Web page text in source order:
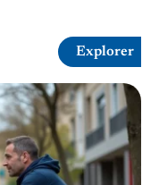
Explorer